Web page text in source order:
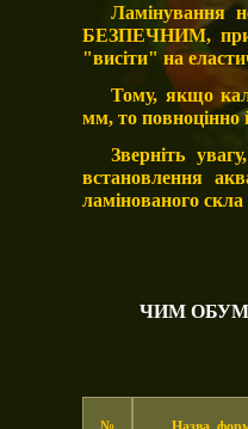
Ламінування
БЕЗПЕЧНИМ, при
"висіти" на
Тому, якщо
мм, то повноцінно
Зверніть
встановлення
ламінованого скла
ЧИМ